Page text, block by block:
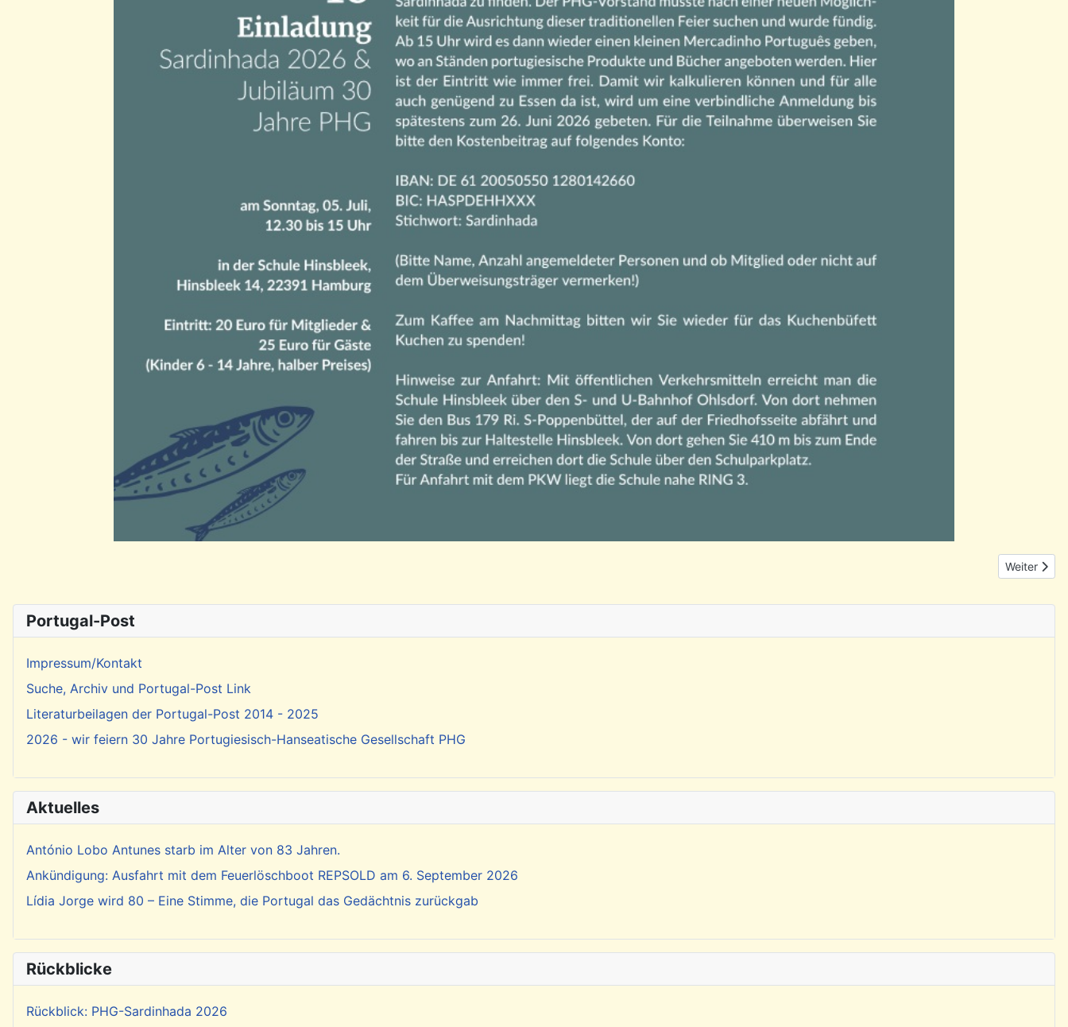
Nächster
Weiter
Portugal-Post
Impressum/Kontakt
Suche, Archiv und Portugal-Post Link
Literaturbeilagen der Portugal-Post 2014 - 2025
2026 - wir feiern 30 Jahre Portugiesisch-Hanseatische Gesellschaft PHG
Aktuelles
António Lobo Antunes starb im Alter von 83 Jahren.
Ankündigung: Ausfahrt mit dem Feuerlöschboot REPSOLD am 6. September 2026
Lídia Jorge wird 80 – Eine Stimme, die Portugal das Gedächtnis zurückgab
Rückblicke
Rückblick: PHG-Sardinhada 2026